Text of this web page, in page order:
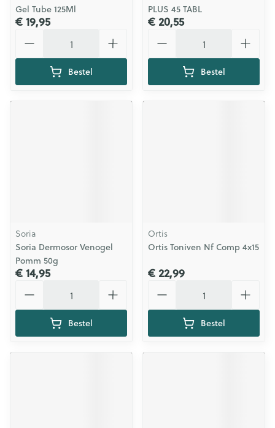
Gel Tube 125Ml
€ 19,95
Bestel
PLUS 45 TABL
€ 20,55
Bestel
Soria
Soria Dermosor Venogel
Pomm 50g
€ 14,95
Bestel
Ortis
Ortis Toniven Nf Comp 4x15
€ 22,99
Bestel